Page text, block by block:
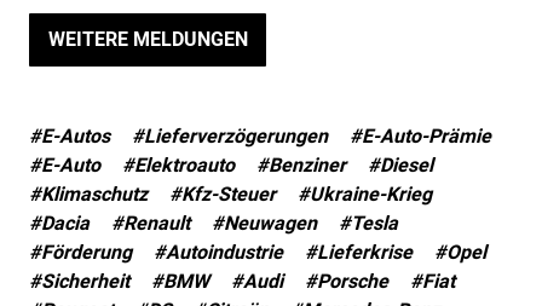
WEITERE MELDUNGEN
#E-Autos #Lieferverzögerungen
#E-Auto-Prämie
#E-Auto
#Elektroauto #Benziner
#Diesel
#Klimaschutz
#Kfz-Steuer
#Ukraine-Krieg
#Dacia
#Renault #Neuwagen
#Tesla
#Förderung
#Autoindustrie #Lieferkrise
#Opel
#Sicherheit
#BMW #Audi #Porsche
#Fiat